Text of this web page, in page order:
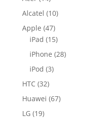
Alcatel (10)
Apple (47)
iPad (15)
iPhone (28)
iPod (3)
HTC (32)
Huawei (67)
LG (19)